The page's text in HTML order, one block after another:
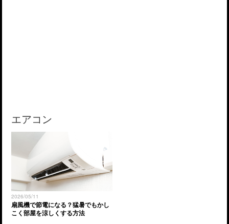
エアコン
2026/05/11
扇風機で節電になる？猛暑でもかし
こく部屋を涼しくする方法